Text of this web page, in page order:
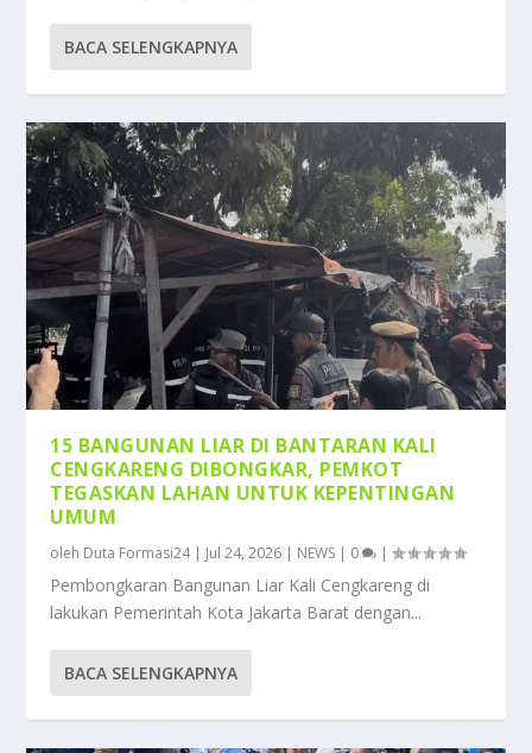
BACA SELENGKAPNYA
15 BANGUNAN LIAR DI BANTARAN KALI
CENGKARENG DIBONGKAR, PEMKOT
TEGASKAN LAHAN UNTUK KEPENTINGAN
UMUM
oleh Duta Formasi24| Jul 24, 2026 | NEWS | 0 |
Pembongkaran Bangunan Liar Kali Cengkareng di
lakukan Pemerintah Kota Jakarta Barat dengan...
BACA SELENGKAPNYA